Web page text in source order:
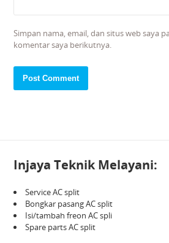
Simpan nama, email, dan situs web saya
komentar saya berikutnya.
Injaya Teknik Melayani:
Service AC split
Bongkar pasang AC split
Isi/tambah freon AC spli
Spare parts AC split